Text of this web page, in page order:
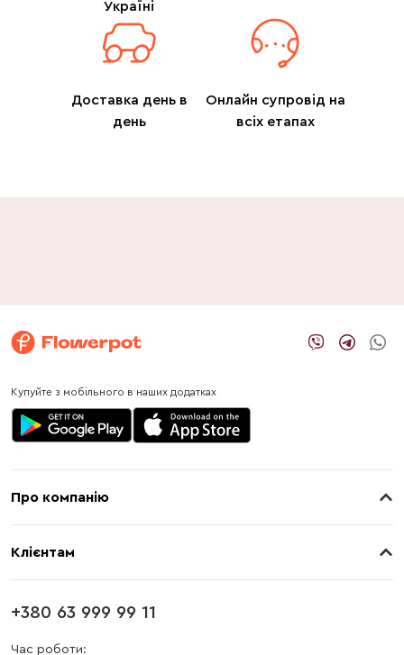
Україні
Доставка день в
день
Онлайн супровід на
всіх етапах
Купуйте з мобільного в наших додатках
Про компанію
Клієнтам
Оплата
Блог
+380 63 999 99 11
Час роботи: